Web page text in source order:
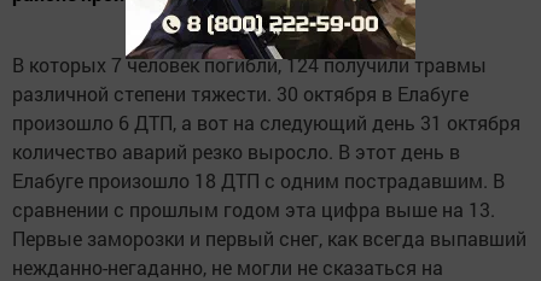
В которых 7 человек погибли, 124 получили травмы
различной степени тяжести. 30 октября в Елабуге
произошло 6 ДТП, а вот на следующий день 31 октября
количество аварий резко выросло. В этот день в
Елабуге произошло 18 ДТП с одним пострадавшим. В
сравнении с прошлым годом эта цифра выше на 13.
Первые заморозки и первый снег, как всегда выпавший
нежданно-негаданно, не могли не сказаться на